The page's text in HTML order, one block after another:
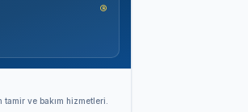
®
ve bakım hizmetleri.